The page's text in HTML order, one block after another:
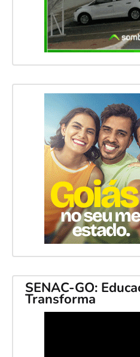
SENAC-GO:
Transforma